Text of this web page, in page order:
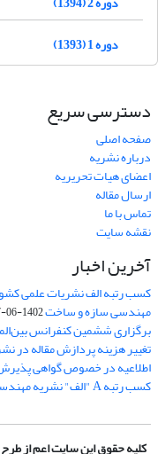
دوره 1 (1393)
دسترسی سریع
صفحه اصلی
درباره نشریه
اعضای هیات تحریریه
ارسال مقاله
تماس با ما
نقشه سایت
آخرین اخبار
کسب رتبه الف نشریات علمی
مهندسی سازه و ساخت1402-06-17
برگزاری ششمین کنفرانس
تغییر هزینه پردازش مقاله در
اطلاعیه در خصوص گواهی
کسب رتبه A "الف" نشریه مهندسی سازه و ساخت
کلیه حقوق این سایت اعم از